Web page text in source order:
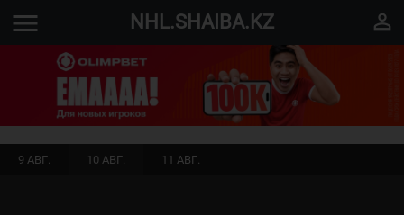
menu NHL.SHAIBA.KZ perm_identity
9 АВГ. 10 АВГ. 11 АВГ.